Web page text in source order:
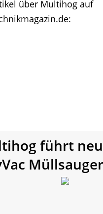
und Geschichten
und Veranstaltungen
über Multihog auf
führt